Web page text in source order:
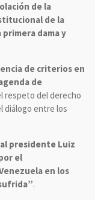
de la
de la
primera dama y
de criterios en
de
respeto del derecho
diálogo entre los
presidente Luiz
el
en los
.